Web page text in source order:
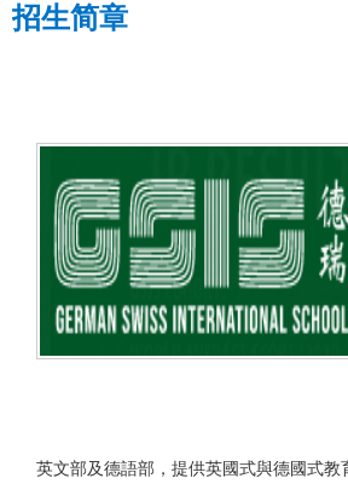
招生简章
英文部及德語部，提供英國式與德國式教